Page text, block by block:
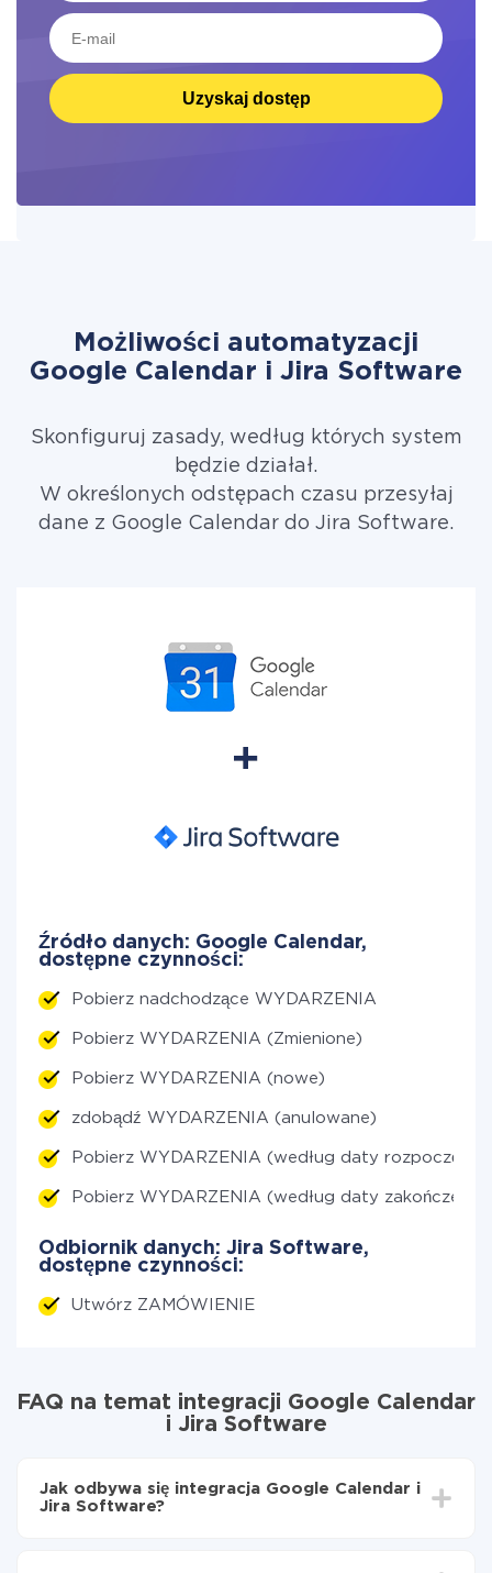
Uzyskaj dostęp
Możliwości automatyzacji
Google Calendar i Jira Software
Skonfiguruj zasady, według których system
będzie działał.
W określonych odstępach czasu przesyłaj
dane z Google Calendar do Jira Software.
Źródło danych: Google Calendar,
dostępne czynności:
Pobierz nadchodzące WYDARZENIA
Pobierz WYDARZENIA (Zmienione)
Pobierz WYDARZENIA (nowe)
zdobądź WYDARZENIA (anulowane)
Pobierz WYDARZENIA (według daty rozpoczęcia)
Pobierz WYDARZENIA (według daty zakończenia)
Odbiornik danych: Jira Software,
dostępne czynności:
Utwórz ZAMÓWIENIE
FAQ na temat integracji Google Calendar
i Jira Software
Jak odbywa się integracja Google Calendar i
Jira Software?